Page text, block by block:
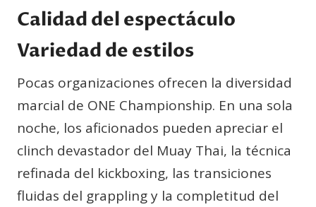
Calidad del espectáculo
Variedad de estilos
Pocas organizaciones ofrecen la diversidad
marcial de ONE Championship. En una sola
noche, los aficionados pueden apreciar el
clinch devastador del Muay Thai, la técnica
refinada del kickboxing, las transiciones
fluidas del grappling y la completitud del